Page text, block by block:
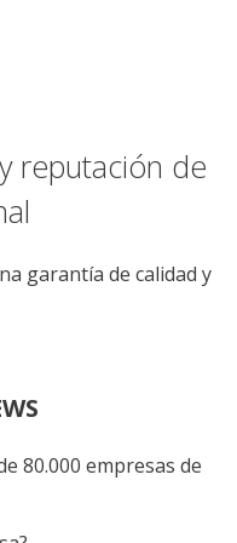
reputación de
garantía de calidad y
80.000 empresas de